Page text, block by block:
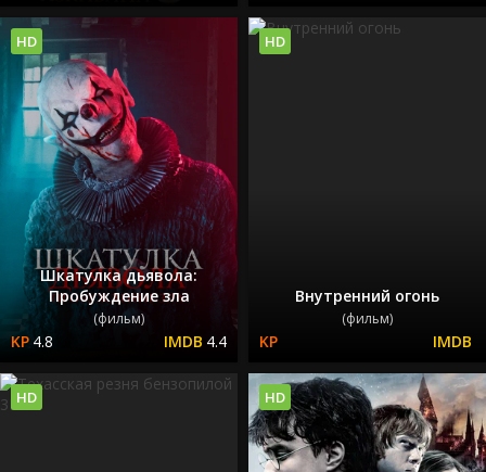
Шкатулка дьявола:
Пробуждение зла
(фильм)
4.8 4.4
HD
Внутренний огонь
(фильм)
HD
HD HD